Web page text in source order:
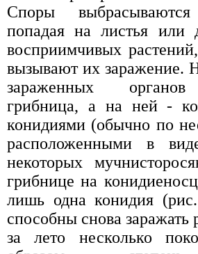
Споры
попадая на листья или
восприимчивых
вызывают их заражение.
зараженных органов
грибница, а на ней -
конидиями (обычно по
расположенными в
некоторых
грибнице на
лишь одна конидия
способны снова заражать
за лето несколько